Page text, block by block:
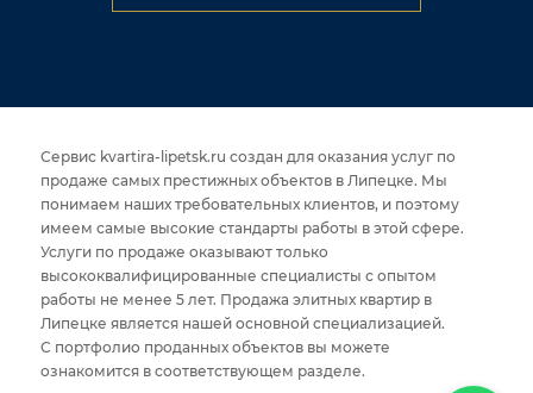
Сервис kvartira-lipetsk.ru создан для оказания услуг по
продаже самых престижных объектов в Липецке. Мы
понимаем наших требовательных клиентов, и поэтому
имеем самые высокие стандарты работы в этой сфере.
Услуги по продаже оказывают только
высококвалифицированные специалисты с опытом
работы не менее 5 лет. Продажа элитных квартир в
Липецке является нашей основной специализацией.
С портфолио проданных объектов вы можете
ознакомится в соответствующем разделе.